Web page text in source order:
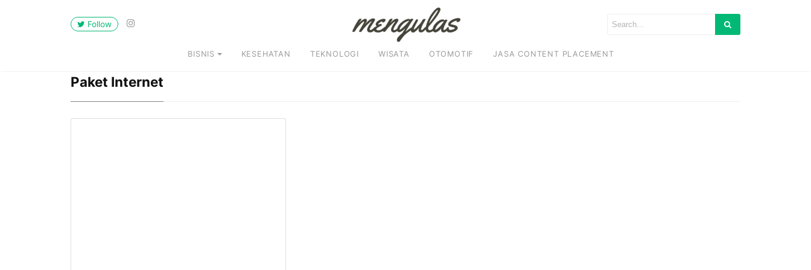
Follow
BISNIS KESEHATAN TEKNOLOGI WISATA OTOMOTIF JASA CONTENT PLACEMENT
Paket Internet